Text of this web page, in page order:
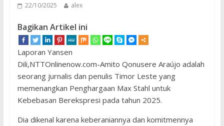
22/10/2025 alex
Bagikan Artikel ini
Laporan Yansen
Dili,NTTOnlinenow.com-Amito Qonusere Araújo adalah
seorang jurnalis dan penulis Timor Leste yang
memenangkan Penghargaan Max Stahl untuk
Kebebasan Berekspresi pada tahun 2025.
Dia dikenal karena keberaniannya dan komitmennya